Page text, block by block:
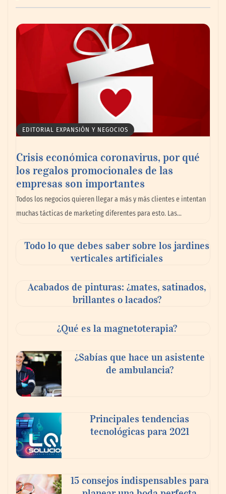
pisos deportivos para gimnasios en México
La llanta más cara puede ser la que menos
cuesta: Michelin lo demuestra ante notario
transición a la jornada de 40 horas? Guía
Reforestando con el Corazón regresa a
Sierra de Guadalupe
La cartera vencida hipotecaria aumenta al
México
EDITORIAL EXPANSIÓN Y NEGOCIOS
Crisis económica coronavirus, por qué
los regalos promocionales de las
empresas son importantes
Todos los negocios quieren llegar a más y más clientes e intentan
muchas tácticas de marketing diferentes para esto. Las…
Todo lo que debes saber sobre los jardines
verticales artificiales
Acabados de pinturas: ¿mates, satinados,
brillantes o lacados?
¿Qué es la magnetoterapia?
¿Sabías que hace un asistente
de ambulancia?
Principales tendencias
tecnológicas para 2021
15 consejos indispensables para